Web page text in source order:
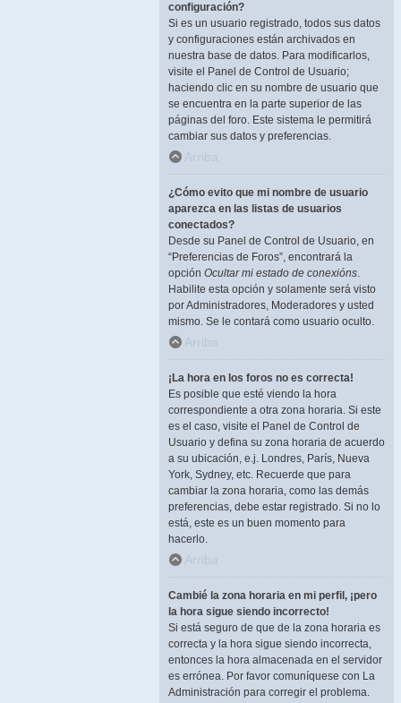
configuración?
Si es un usuario registrado, todos sus datos
y configuraciones están archivados en
nuestra base de datos. Para modificarlos,
visite el Panel de Control de Usuario;
haciendo clic en su nombre de usuario que
se encuentra en la parte superior de las
páginas del foro. Este sistema le permitirá
cambiar sus datos y preferencias.
Arriba
¿Cómo evito que mi nombre de usuario
aparezca en las listas de usuarios
conectados?
Desde su Panel de Control de Usuario, en
“Preferencias de Foros”, encontrará la
opción Ocultar mi estado de conexións.
Habilite esta opción y solamente será visto
por Administradores, Moderadores y usted
mismo. Se le contará como usuario oculto.
Arriba
¡La hora en los foros no es correcta!
Es posible que esté viendo la hora
correspondiente a otra zona horaria. Si este
es el caso, visite el Panel de Control de
Usuario y defina su zona horaria de acuerdo
a su ubicación, e.j. Londres, París, Nueva
York, Sydney, etc. Recuerde que para
cambiar la zona horaria, como las demás
preferencias, debe estar registrado. Si no lo
está, este es un buen momento para
hacerlo.
Arriba
Cambié la zona horaria en mi perfil, ¡pero
la hora sigue siendo incorrecto!
Si está seguro de que de la zona horaria es
correcta y la hora sigue siendo incorrecta,
entonces la hora almacenada en el servidor
es errónea. Por favor comuníquese con La
Administración para corregir el problema.